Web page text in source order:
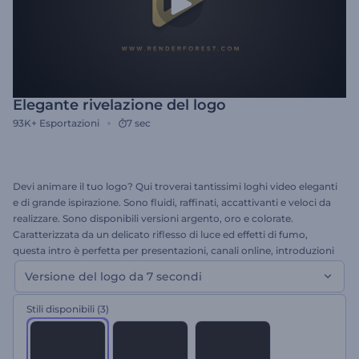
Elegante rivelazione del logo
93K+ Esportazioni 7 sec
Devi animare il tuo logo? Qui troverai tantissimi loghi video eleganti
e di grande ispirazione. Sono fluidi, raffinati, accattivanti e veloci da
realizzare. Sono disponibili versioni argento, oro e colorate.
Caratterizzata da un delicato riflesso di luce ed effetti di fumo,
questa intro è perfetta per presentazioni, canali online, introduzioni
e molto altro. Carica il tuo logo, inserisci il testo e ottieni
un'apertura completamente nuova per i tuoi video. Provala subito!
Versione del logo da 7 secondi
Stili disponibili (3)